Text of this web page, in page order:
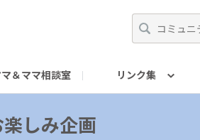
＆ママ相談室 リンク集
楽しみ企画